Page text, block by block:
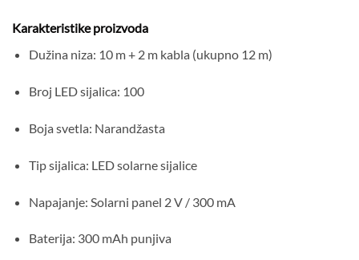
Karakteristike proizvoda
Dužina niza: 10 m + 2 m kabla (ukupno 12 m)
Broj LED sijalica: 100
Boja svetla: Narandžasta
Tip sijalica: LED solarne sijalice
Napajanje: Solarni panel 2 V / 300 mA
Baterija: 300 mAh punjiva